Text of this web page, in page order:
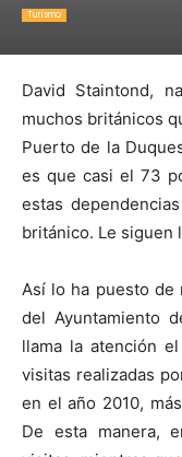
Turismo
David Staintond,
muchos británicos
Puerto de la
es que casi el 73
estas
británico. Le siguen
Así lo ha puesto de
del Ayuntamiento
llama la atención
visitas realizadas
en el año 2010,
De esta manera,